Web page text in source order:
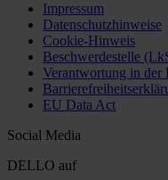
Impressum
Datenschutzhinweise
Cookie-Hinweis
Beschwerdestelle
Verantwortung in
EU Data Act
Social Media
DELLO auf